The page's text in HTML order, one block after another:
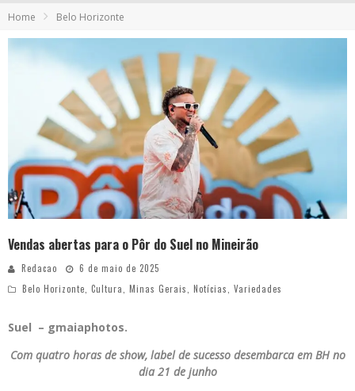
Milton Guedes traz turnê “Milton Canta Lulu” a Belo Horizonte
Home Belo Horizonte
Vendas abertas para o Pôr do Suel no Mineirão
Redacao
6 de maio de 2025
Belo Horizonte, Cultura, Minas Gerais, Notícias, Variedades
Suel – gmaiaphotos.
Com quatro horas de show, label de sucesso desembarca em BH no
dia 21 de junho